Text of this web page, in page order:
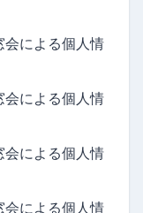
会による個人情
会による個人情
会による個人情
会による個人情